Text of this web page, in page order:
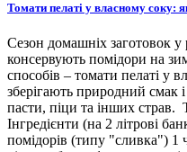
Томати пелаті у власному соку:
Сезон домашніх заготовок у
консервують помідори на
способів – томати пелаті у
зберігають природний смак і
пасти, піци та інших страв.
Інгредієнти (на 2 літрові
помідорів (типу "сливка") 1